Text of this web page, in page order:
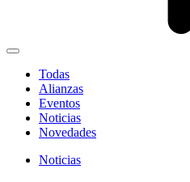
Todas
Alianzas
Eventos
Noticias
Novedades
Noticias